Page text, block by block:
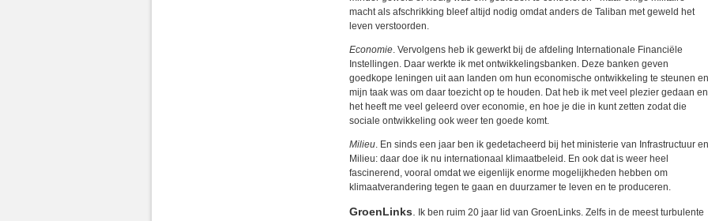
macht als afschrikking bleef altijd nodig omdat anders de Taliban met geweld het
leven verstoorden.
Economie. Vervolgens heb ik gewerkt bij de afdeling Internationale Financiële
Instellingen. Daar werkte ik met ontwikkelingsbanken. Deze banken geven
goedkope leningen uit aan landen om hun economische ontwikkeling te steunen en
mijn taak was om daar toezicht op te houden. Dat heb ik met veel plezier gedaan en
het heeft me veel geleerd over economie, en hoe je die in kunt zetten zodat die
sociale ontwikkeling ook weer ten goede komt.
Milieu. En sinds een jaar ben ik gedetacheerd bij het ministerie van Infrastructuur en
Milieu: daar doe ik nu internationaal klimaatbeleid. En ook dat is weer heel
fascinerend, vooral omdat we eigenlijk enorme mogelijkheden hebben om
klimaatverandering tegen te gaan en duurzamer te leven en te produceren.
GroenLinks
Ik ben ruim 20 jaar lid van GroenLinks. Zelfs in de meest turbulente